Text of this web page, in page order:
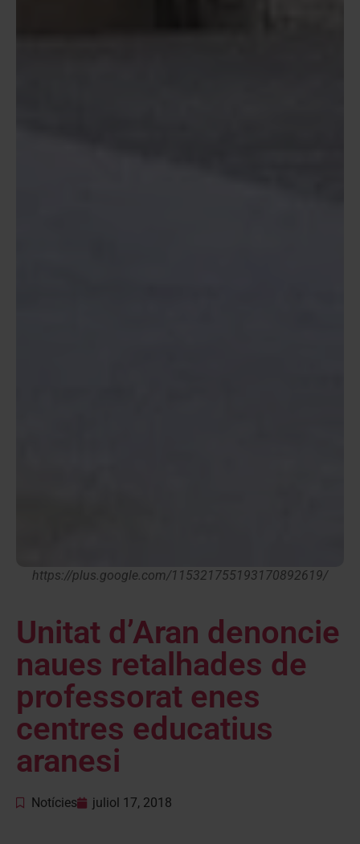
https://plus.google.com/115321755193170892619/
Unitat d’Aran denoncie
naues retalhades de
professorat enes
centres educatius
aranesi
Notícies juliol 17, 2018